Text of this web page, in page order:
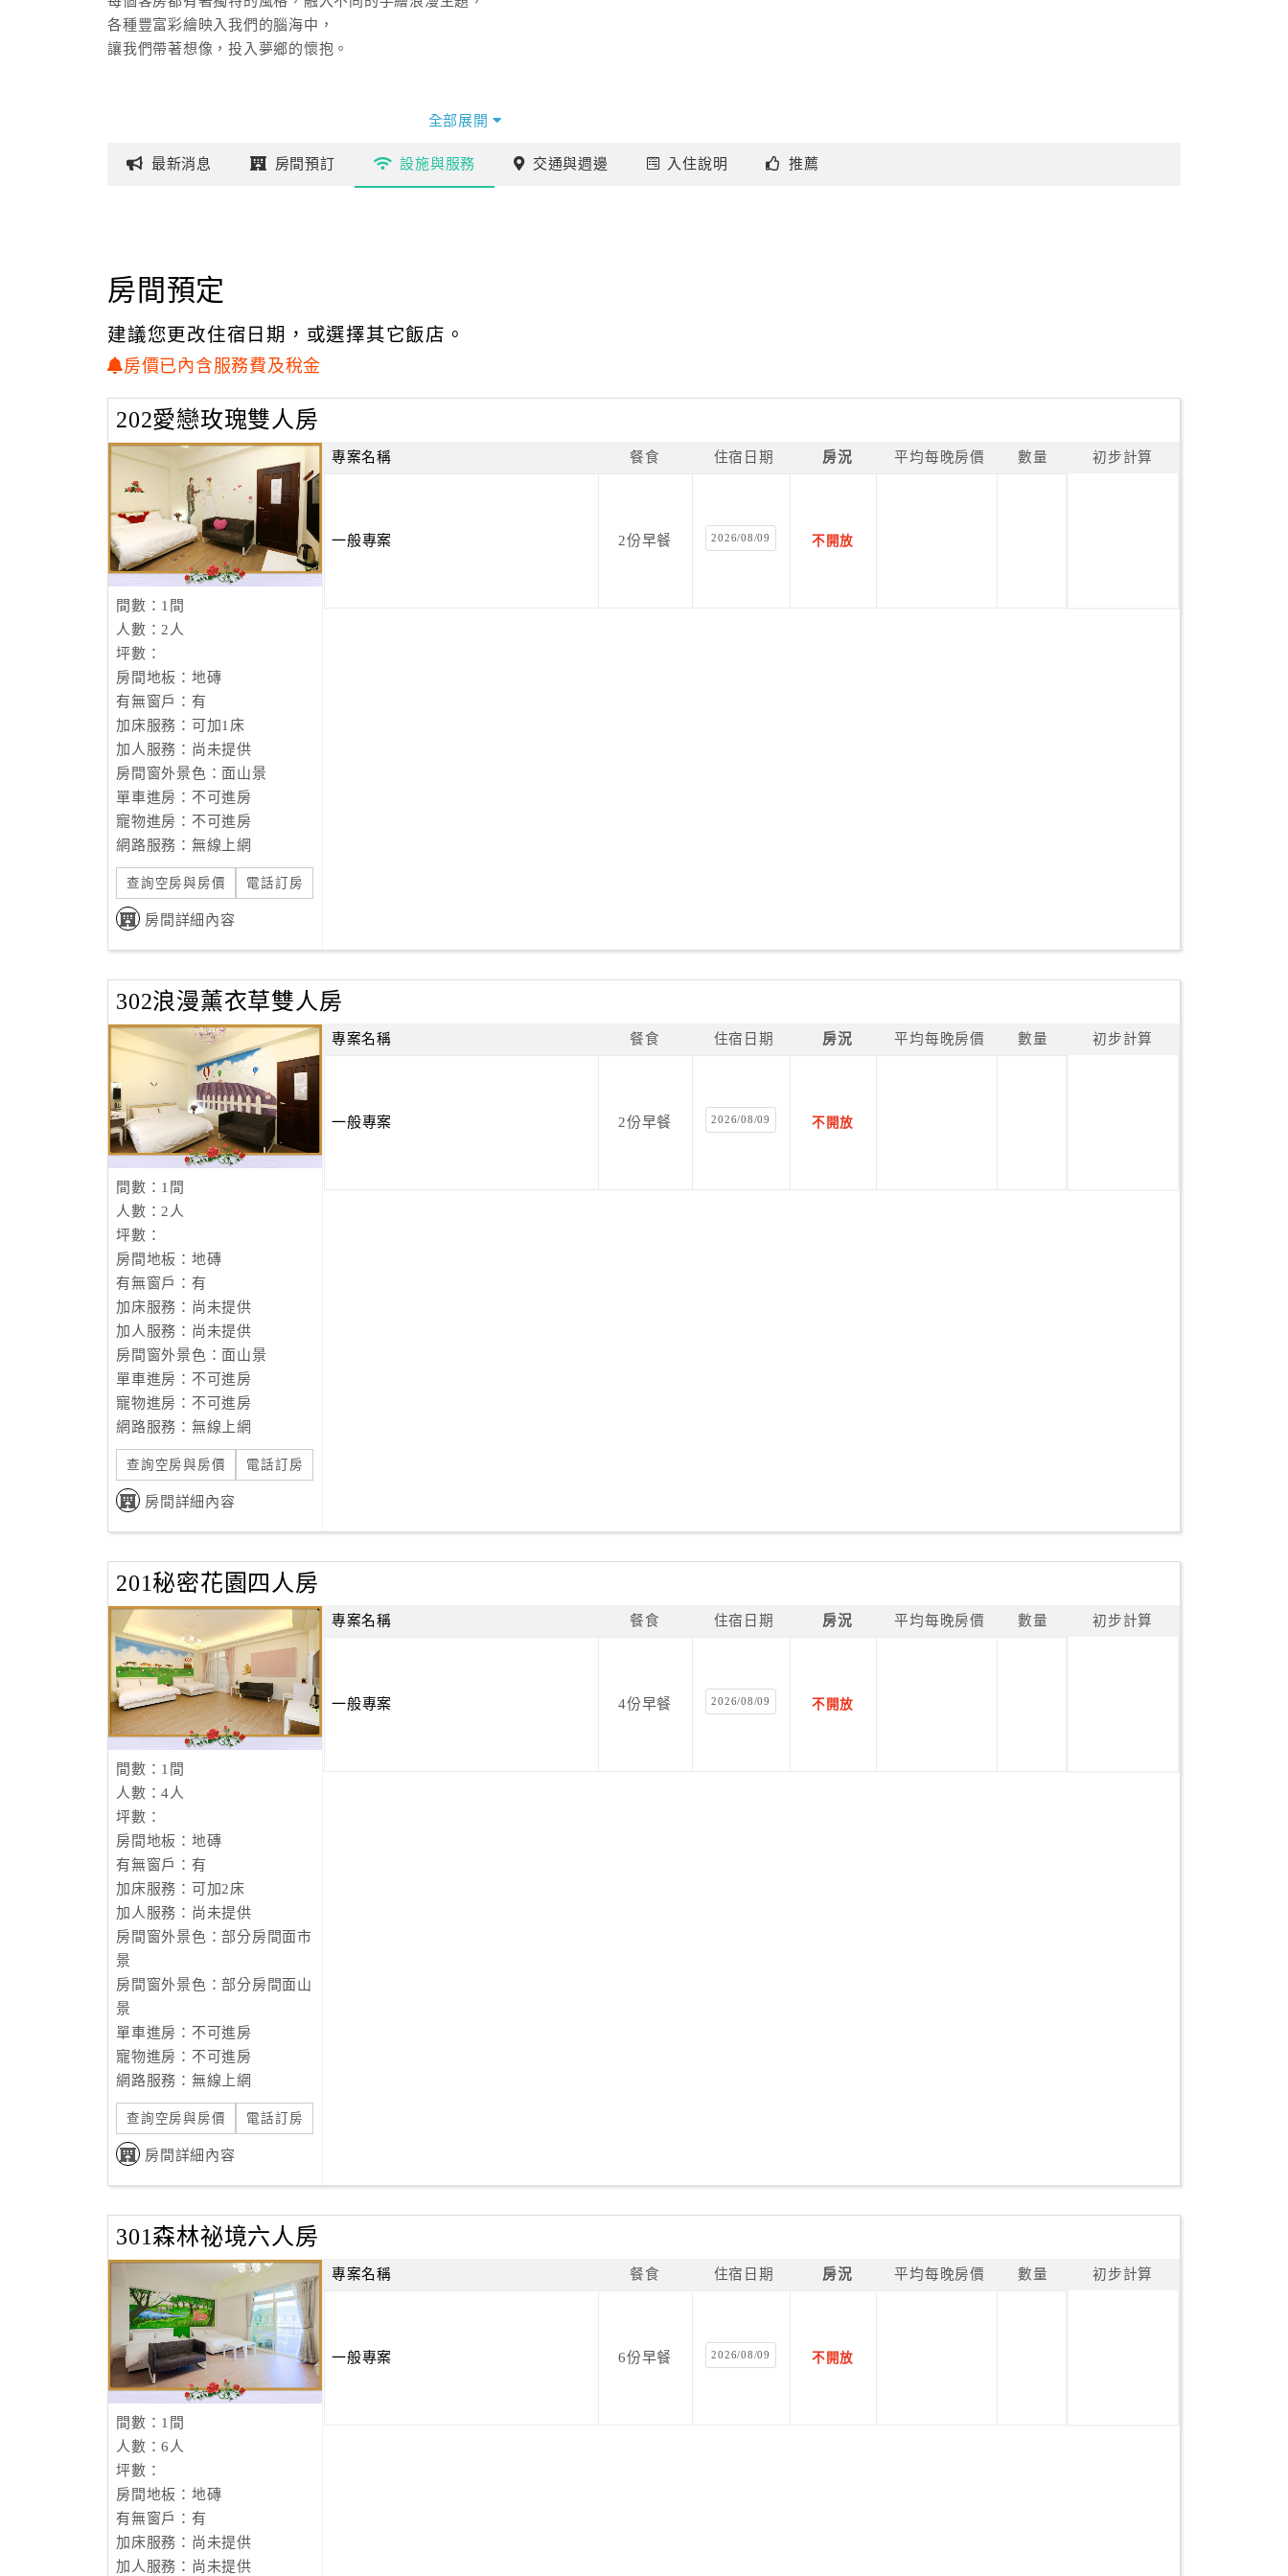
各種豐富彩繪映入我們的腦海中，
讓我們帶著想像，投入夢鄉的懷抱。
全部展開
最新消息 房間預訂 設施與服務 交通與週邊 入住說明 推薦
房間預定
建議您更改住宿日期，或選擇其它飯店。
房價已內含服務費及稅金
202愛戀玫瑰雙人房
間數：1間
人數：2人
坪數：
房間地板：地磚
有無窗戶：有
加床服務：可加1床
加人服務：尚未提供
房間窗外景色：面山景
單車進房：不可進房
寵物進房：不可進房
網路服務：無線上網
查詢空房與房價 電話訂房
房間詳細內容
專案名稱 餐食 住宿日期 房況 平均每晚房價 數量 初步計算
一般專案 2份早餐 2026/08/09 不開放
302浪漫薰衣草雙人房
間數：1間
人數：2人
坪數：
房間地板：地磚
有無窗戶：有
加床服務：尚未提供
加人服務：尚未提供
房間窗外景色：面山景
單車進房：不可進房
寵物進房：不可進房
網路服務：無線上網
查詢空房與房價 電話訂房
房間詳細內容
專案名稱 餐食 住宿日期 房況 平均每晚房價 數量 初步計算
一般專案 2份早餐 2026/08/09 不開放
201秘密花園四人房
間數：1間
人數：4人
坪數：
房間地板：地磚
有無窗戶：有
加床服務：可加2床
加人服務：尚未提供
房間窗外景色：部分房間面市
景
房間窗外景色：部分房間面山
景
單車進房：不可進房
寵物進房：不可進房
網路服務：無線上網
查詢空房與房價 電話訂房
房間詳細內容
專案名稱 餐食 住宿日期 房況 平均每晚房價 數量 初步計算
一般專案 4份早餐 2026/08/09 不開放
301森林祕境六人房
間數：1間
人數：6人
坪數：
房間地板：地磚
有無窗戶：有
加床服務：尚未提供
加人服務：尚未提供
專案名稱 餐食 住宿日期 房況 平均每晚房價 數量 初步計算
一般專案 6份早餐 2026/08/09 不開放